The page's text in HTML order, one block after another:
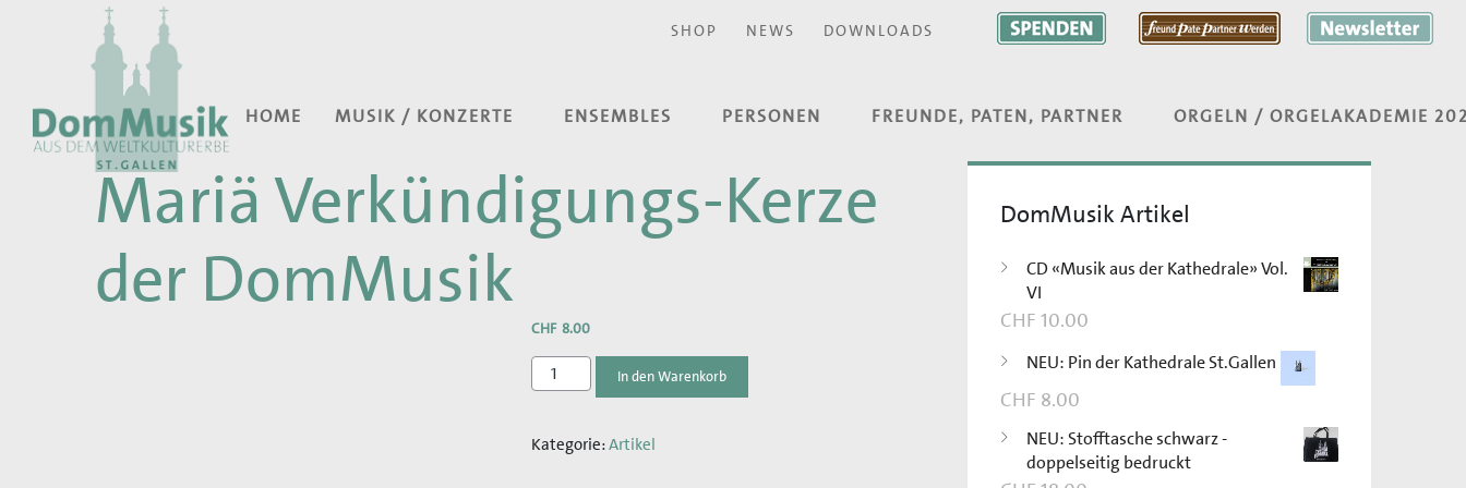
SHOP NEWS DOWNLOADS
HOME MUSIK / KONZERTE ENSEMBLES PERSONEN FREUNDE, PATEN, PARTNER ORGELN / ORGELAKADEMIE
Mariä Verkündigungs-Kerze
der DomMusik
CHF 8.00
Mariä
Verkündigungs-
der
In den Warenkorb
Kategorie:Artikel
DomMusik Artikel
CD «Musik aus der Kathedrale» Vol.
VI
CHF 10.00
NEU: Pin der Kathedrale St.Gallen
CHF 8.00
NEU: Stofftasche schwarz -
doppelseitig bedruckt